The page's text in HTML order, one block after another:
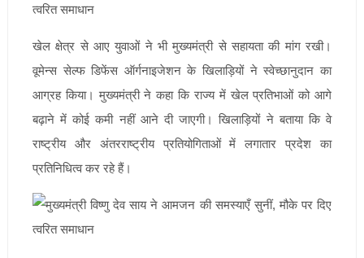
खेल क्षेत्र से आए युवाओं ने भी मुख्यमंत्री से सहायता की मांग रखी।
वूमेन्स सेल्फ डिफेंस ऑर्गनाइजेशन के खिलाड़ियों ने स्वेच्छानुदान का
आग्रह किया। मुख्यमंत्री ने कहा कि राज्य में खेल प्रतिभाओं को आगे
बढ़ाने में कोई कमी नहीं आने दी जाएगी। खिलाड़ियों ने बताया कि वे
राष्ट्रीय और अंतरराष्ट्रीय प्रतियोगिताओं में लगातार प्रदेश का
प्रतिनिधित्व कर रहे हैं।